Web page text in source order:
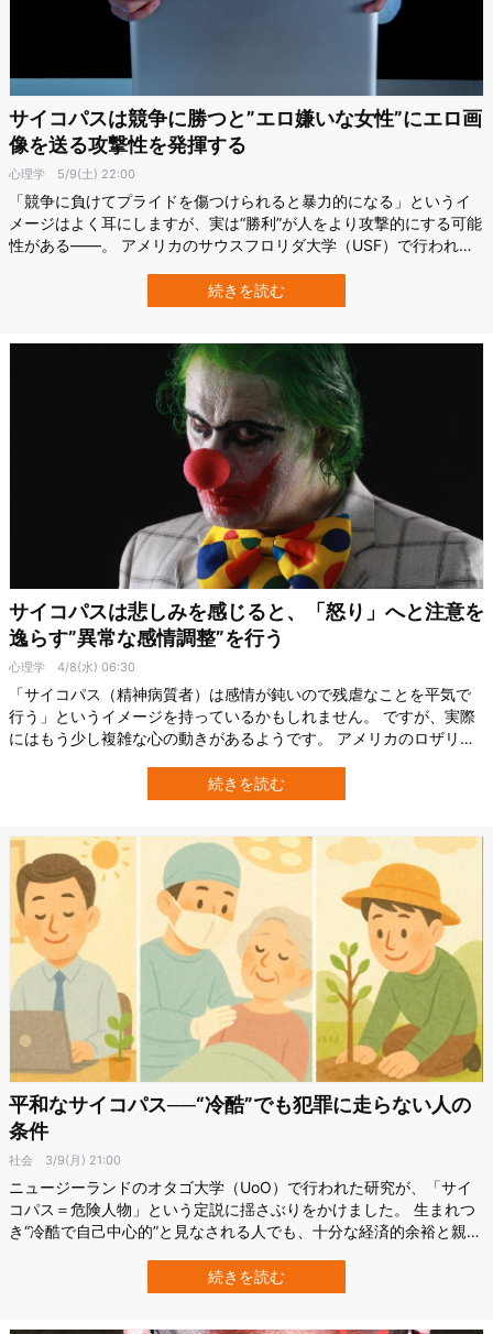
サイコパスは競争に勝つと”エロ嫌いな女性”にエロ画
像を送る攻撃性を発揮する
心理学 5/9(土) 22:00
「競争に負けてプライドを傷つけられると暴力的になる」というイ
メージはよく耳にしますが、実は“勝利”が人をより攻撃的にする可能
性がある――。 アメリカのサウスフロリダ大学（USF）で行われた
強さ）が高い男性が競争に勝つと、むしろ性的な攻撃性を強めるこ
とが示唆されました。 特に「対人操作や感情の希薄さ」を特徴とす
続きを読む
サイコパスは悲しみを感じると、「怒り」へと注意を
逸らす”異常な感情調整”を行う
心理学 4/8(水) 06:30
「サイコパス（精神病質者）は感情が鈍いので残虐なことを平気で
行う」というイメージを持っているかもしれません。 ですが、実際
にはもう少し複雑な心の動きがあるようです。 アメリカのロザリン
of Medicine and Science）などに所属する研究者らは、サイコパシ
ー傾向の高い人が悲しみを感じたとき、無…
続きを読む
平和なサイコパス──“冷酷”でも犯罪に走らない人の
条件
社会 3/9(月) 21:00
ニュージーランドのオタゴ大学（UoO）で行われた研究が、「サイ
コパス＝危険人物」という定説に揺さぶりをかけました。 生まれつ
き“冷酷で自己中心的”と見なされる人でも、十分な経済的余裕と親か
した。 この結論は、18〜21歳の若者1,200人を対象にオランダで7
年間追跡した大規模調査に基づいています。 私たちは今後、“平和な
続きを読む